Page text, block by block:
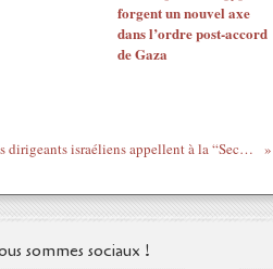
forgent un nouvel axe
dans l’ordre post-accord
de Gaza
Pourquoi les dirigeants israéliens appellent à la “Seconde Nakba”
sommes sociaux !